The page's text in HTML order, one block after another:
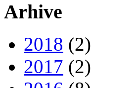
Arhive
2018 (2)
2017 (2)